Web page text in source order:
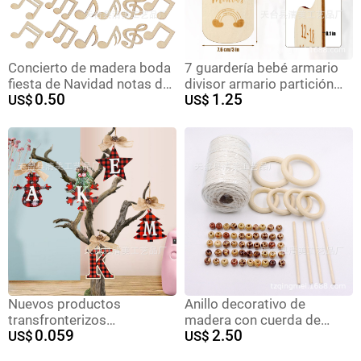
Concierto de madera boda
fiesta de Navidad notas de
madera inacabadas obras
musicales
US$ 0.50
7 guardería bebé armario
divisor armario partición
ropa tamaño partición
clasificación
US$ 1.25
Nuevos productos
transfronterizos
Decoración navideña
US$ 0.059
Anillo decorativo de
madera con cuerda de
algodón y cuentas de flores
US$ 2.50